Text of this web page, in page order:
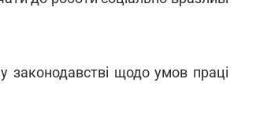
законодавстві щодо умов праці